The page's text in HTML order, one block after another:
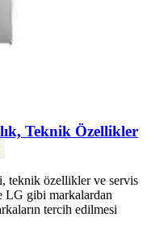
Teknik Özellikler
teknik özellikler ve servis
LG gibi markalardan
tercih edilmesi